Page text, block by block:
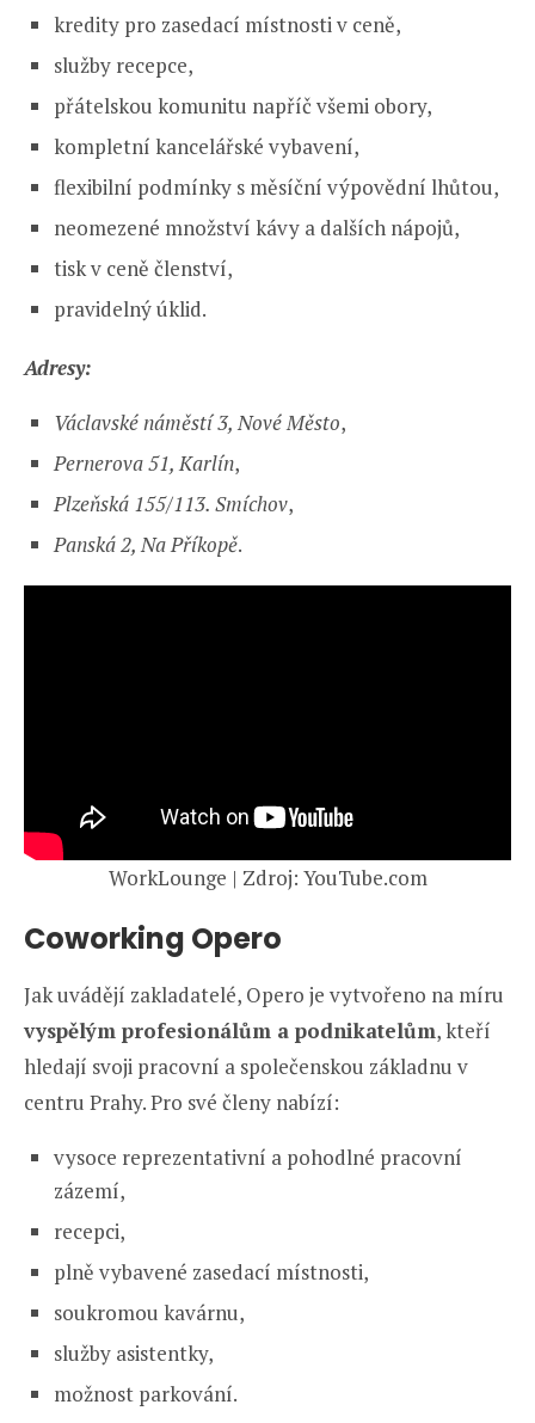
kredity pro zasedací místnosti v ceně,
služby recepce,
přátelskou komunitu napříč všemi obory,
kompletní kancelářské vybavení,
flexibilní podmínky s měsíční výpovědní lhůtou,
neomezené množství kávy a dalších nápojů,
tisk v ceně členství,
pravidelný úklid.
Adresy:
Václavské náměstí 3, Nové Město,
Pernerova 51, Karlín,
Plzeňská 155/113. Smíchov,
Panská 2, Na Příkopě.
WorkLounge | Zdroj: YouTube.com
Coworking Opero
Jak uvádějí zakladatelé, Opero je vytvořeno na míru
vyspělým profesionálům a podnikatelům, kteří
hledají svoji pracovní a společenskou základnu v
centru Prahy. Pro své členy nabízí:
vysoce reprezentativní a pohodlné pracovní
zázemí,
recepci,
plně vybavené zasedací místnosti,
soukromou kavárnu,
služby asistentky,
možnost parkování.